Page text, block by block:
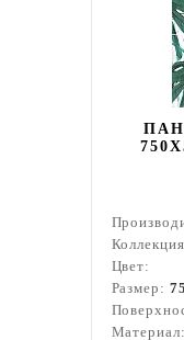
Цвет:
Размер:
Материал: